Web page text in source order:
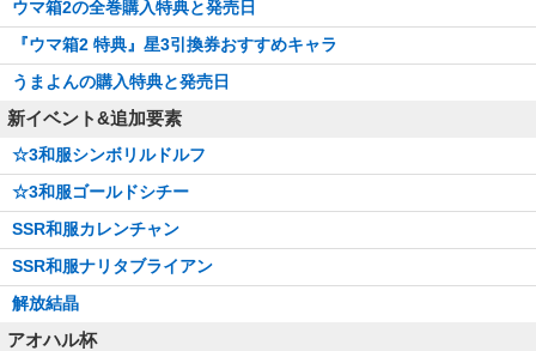
ウマ箱2の全巻購入特典と発売日
『ウマ箱2 特典』星3引換券おすすめキャラ
うまよんの購入特典と発売日
新イベント&追加要素
☆3和服シンボリルドルフ
☆3和服ゴールドシチー
SSR和服カレンチャン
SSR和服ナリタブライアン
解放結晶
アオハル杯